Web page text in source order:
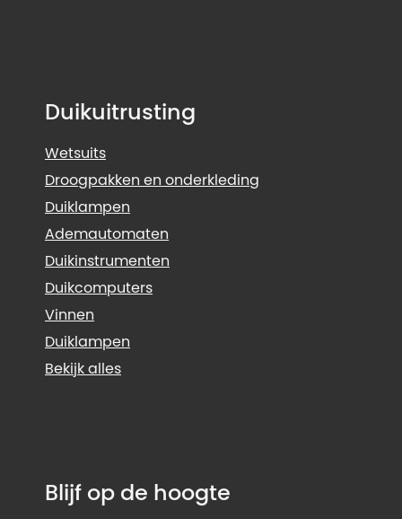
Duikuitrusting
Wetsuits
Droogpakken en onderkleding
Duiklampen
Ademautomaten
Duikinstrumenten
Duikcomputers
Vinnen
Duiklampen
Bekijk alles
Blijf op de hoogte